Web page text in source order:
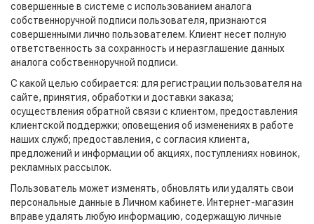
совершенные в системе с использованием аналога
собственноручной подписи пользователя, признаются
совершенными лично пользователем. Клиент несет полную
ответственность за сохранность и неразглашение данных
аналога собственноручной подписи.
С какой целью собирается: для регистрации пользователя на
сайте, принятия, обработки и доставки заказа;
осуществления обратной связи с клиентом, предоставления
клиентской поддержки; оповещения об изменениях в работе
наших служб; предоставления, с согласия клиента,
предложений и информации об акциях, поступлениях новинок,
рекламных рассылок.
Пользователь может изменять, обновлять или удалять свои
персональные данные в Личном кабинете. Интернет-магазин
вправе удалять любую информацию, содержащую личные